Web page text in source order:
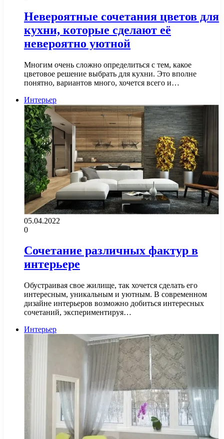
Невероятные сочетания цветов для
кухни, которые сделают её
невероятно уютной
Многим очень сложно определиться с тем, какое
цветовое решение выбрать для кухни. Это вполне
понятно, вариантов много, хочется всего и…
Интерьер
05.04.2022
0
Сочетание различных фактур в
интерьере
Обустраивая свое жилище, так хочется сделать его
интересным, уникальным и уютным. В современном
дизайне интерьеров возможно добиться интересных
сочетаний, экспериментируя…
Интерьер